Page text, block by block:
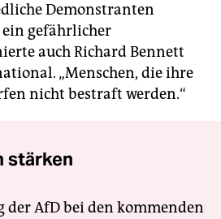
Demonstranten
gefährlicher
auch Richard Bennett
„Menschen, die ihre
nicht bestraft werden.“
stärken
der AfD bei den kommenden